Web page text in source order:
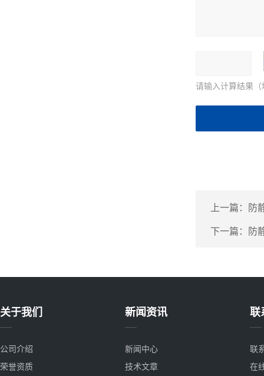
请输入计算结果
上一篇： 防
下一篇： 防
关于我们
公司介绍
荣誉资质
新闻资讯
新闻中心
技术文章
联
联
在